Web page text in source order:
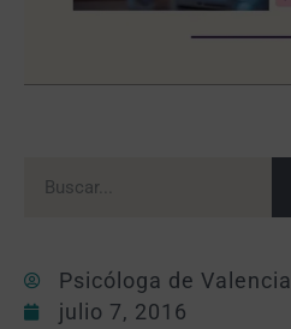
Psicóloga de Valencia
julio 7, 2016